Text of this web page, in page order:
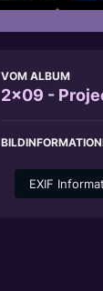
VOM ALBUM
2x09 -
EXIF